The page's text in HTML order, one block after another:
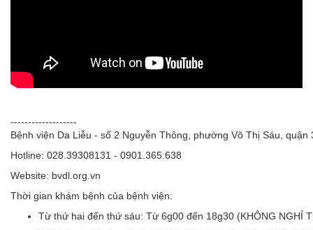
-------------------
Bệnh viện Da Liễu - số 2 Nguyễn Thông, phường Võ Thị Sáu, quận
Hotline: 028.39308131 - 0901.365.638
Website: bvdl.org.vn
Thời gian khám bệnh của bệnh viện:
Từ thứ hai đến thứ sáu: Từ 6g00 đến 18g30 (KHÔNG NGHỈ